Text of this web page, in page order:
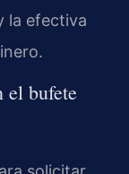
la efectiva
el bufete